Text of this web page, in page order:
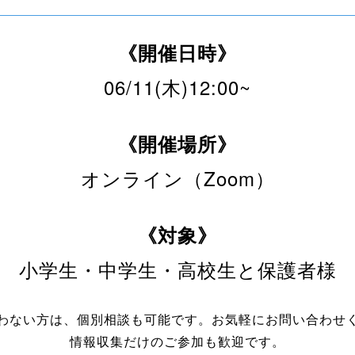
《開催日時》
06/11(木)12:00~
《開催場所》
オンライン（Zoom）
《対象》
小学生・中学生・高校生と保護者様
ない方は、個別相談も可能です。お気軽にお問い合わせ
情報収集だけのご参加も歓迎です。